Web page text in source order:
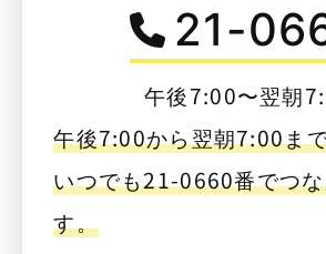
21-
午後7:00〜翌朝
午後7:00から翌朝7:00ま
いつでも21-0660番でつ
す。